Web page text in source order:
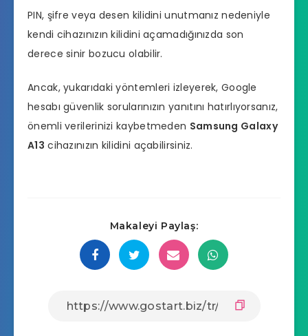
PIN, şifre veya desen kilidini unutmanız nedeniyle
kendi cihazınızın kilidini açamadığınızda son
derece sinir bozucu olabilir.
Ancak, yukarıdaki yöntemleri izleyerek, Google
hesabı güvenlik sorularınızın yanıtını hatırlıyorsanız,
önemli verilerinizi kaybetmeden Samsung Galaxy
A13 cihazınızın kilidini açabilirsiniz.
Makaleyi Paylaş: